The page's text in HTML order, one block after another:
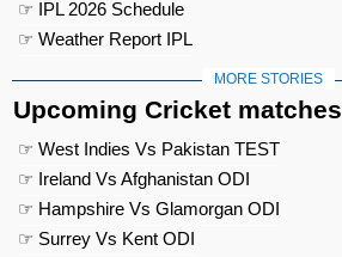
☞ IPL 2026 Schedule
☞ Weather Report IPL
MORE STORIES
Upcoming Cricket matches
☞ West Indies Vs Pakistan TEST
☞ Ireland Vs Afghanistan ODI
☞ Hampshire Vs Glamorgan ODI
☞ Surrey Vs Kent ODI